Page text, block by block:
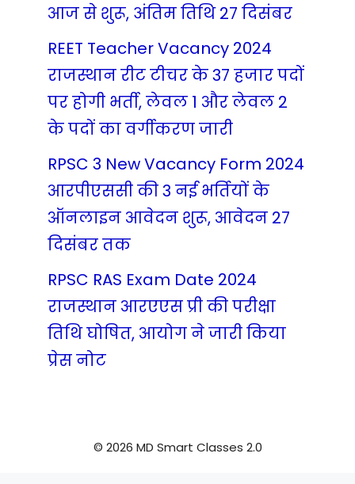
आज से शुरू, अंतिम तिथि 27 दिसंबर
REET Teacher Vacancy 2024
राजस्थान रीट टीचर के 37 हजार पदों
पर होगी भर्ती, लेवल 1 और लेवल 2
के पदों का वर्गीकरण जारी
RPSC 3 New Vacancy Form 2024
आरपीएससी की 3 नई भर्तियों के
ऑनलाइन आवेदन शुरू, आवेदन 27
दिसंबर तक
RPSC RAS Exam Date 2024
राजस्थान आरएएस प्री की परीक्षा
तिथि घोषित, आयोग ने जारी किया
प्रेस नोट
© 2026 MD Smart Classes 2.0